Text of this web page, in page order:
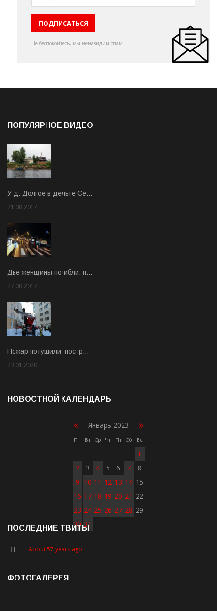
Не беспокойтесь, мы ненавидим спам
ПОПУЛЯРНОЕ ВИДЕО
У д. Долгое в дельте Се…
21.08.2017
Две женщины погибли, п…
27.08.2017
Пожар потушили, постр…
23.01.2020
НОВОСТНОЙ КАЛЕНДАРЬ
« Январь 2023 »
Пн Вт Ср Чт Пт Сб Вс
1
2
3 4 5 6 7
8
9 10 11 12 13 14 15
16 17 18 19 20 21 22
23 24 25 26 27 28 29
30 31
ПОСЛЕДНИЕ ТВИТЫ
About 57 years ago
ФОТОГАЛЕРЕЯ